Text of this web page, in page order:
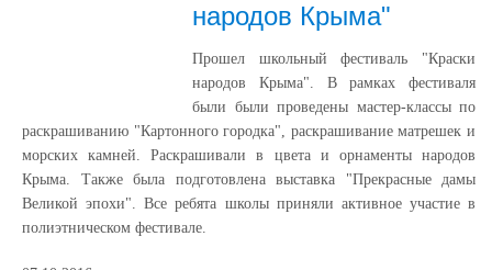
народов Крыма"
Прошел школьный фестиваль "Краски
народов Крыма". В рамках фестиваля
были были проведены мастер-классы по
раскрашиванию "Картонного городка", раскрашивание матрешек и
морских камней. Раскрашивали в цвета и орнаменты народов
Крыма. Также была подготовлена выставка "Прекрасные дамы
Великой эпохи". Все ребята школы приняли активное участие в
полиэтническом фестивале.